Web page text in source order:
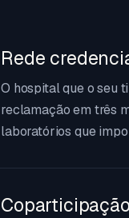
Rede
O hospital que o seu
reclamação em três
laboratórios que